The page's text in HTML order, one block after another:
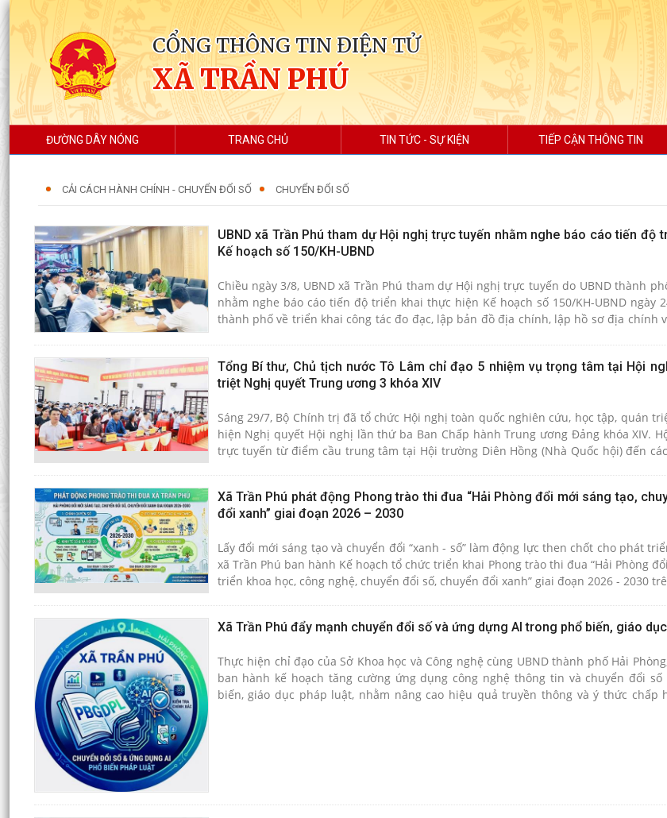
CỔNG THÔNG TIN ĐIỆN TỬ
XÃ TRẦN PHÚ
ĐƯỜNG DÂY NÓNG TRANG CHỦ TIN TỨC - SỰ KIỆN TIẾP CẬN THÔNG TIN
CẢI CÁCH HÀNH CHÍNH - CHUYỂN ĐỔI SỐ CHUYỂN ĐỔI SỐ
UBND xã Trần Phú tham dự Hội nghị trực tuyến nhằm nghe báo cáo tiến độ
Kế hoạch số 150/KH-UBND
Chiều ngày 3/8, UBND xã Trần Phú tham dự Hội nghị trực tuyến do UBND thành
nhằm nghe báo cáo tiến độ triển khai thực hiện Kế hoạch số 150/KH-UBND ngày
thành phố về triển khai công tác đo đạc, lập bản đồ địa chính, lập hồ sơ địa chính
Tổng Bí thư, Chủ tịch nước Tô Lâm chỉ đạo 5 nhiệm vụ trọng tâm tại Hội
triệt Nghị quyết Trung ương 3 khóa XIV
Sáng 29/7, Bộ Chính trị đã tổ chức Hội nghị toàn quốc nghiên cứu, học tập, quán
hiện Nghị quyết Hội nghị lần thứ ba Ban Chấp hành Trung ương Đảng khóa XIV.
trực tuyến từ điểm cầu trung tâm tại Hội trường Diên Hồng (Nhà Quốc hội) đến các
Xã Trần Phú phát động Phong trào thi đua “Hải Phòng đổi mới sáng tạo,
đổi xanh” giai đoạn 2026 – 2030
Lấy đổi mới sáng tạo và chuyển đổi “xanh - số” làm động lực then chốt cho phát
xã Trần Phú ban hành Kế hoạch tổ chức triển khai Phong trào thi đua “Hải Phòng
triển khoa học, công nghệ, chuyển đổi số, chuyển đổi xanh” giai đoạn 2026 - 2030
Xã Trần Phú đẩy mạnh chuyển đổi số và ứng dựng Al trong phổ biến, giáo
Thực hiện chỉ đạo của Sở Khoa học và Công nghệ cùng UBND thành phố Hải
ban hành kế hoạch tăng cường ứng dụng công nghệ thông tin và chuyển đổi
biến, giáo dục pháp luật, nhằm nâng cao hiệu quả truyền thông và ý thức chấp